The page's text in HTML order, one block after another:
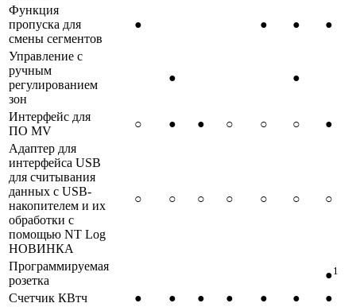
Функция
пропуска для
смены сегментов
● ● ● ●
Управление с
ручным
регулированием
зон
● ●
Интерфейс для
ПО MV
○ ● ● ○ ○ ○
●
Адаптер для
интерфейса USB
для считывания
данных с USB-
накопителем и их
обработки с
помощью NT Log
НОВИНКА
○ ○ ○ ○ ○ ○ ○
Программируемая
розетка
●1
Счетчик КВтч ● ● ● ● ● ●
●